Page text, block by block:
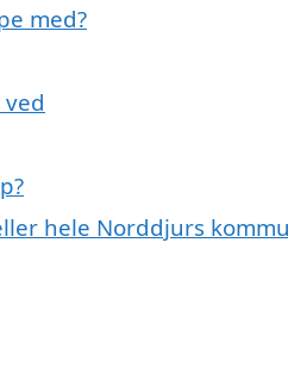
med?
hele Norddjurs